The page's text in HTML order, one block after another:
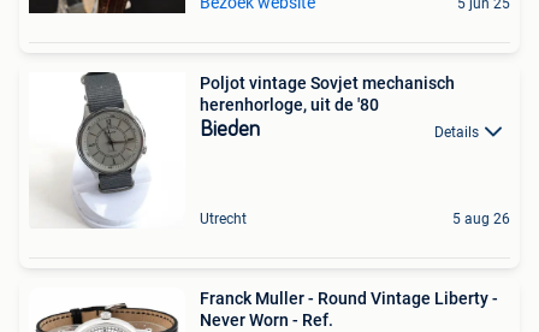
5 jun 25
Poljot vintage Sovjet mechanisch
herenhorloge, uit de '80
Bieden Details
Utrecht 5 aug 26
Franck Muller - Round Vintage Liberty -
Never Worn - Ref.